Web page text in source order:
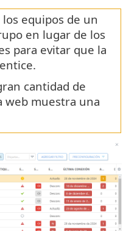
equipos de un
en lugar de los
para evitar que la
cantidad de
web muestra una